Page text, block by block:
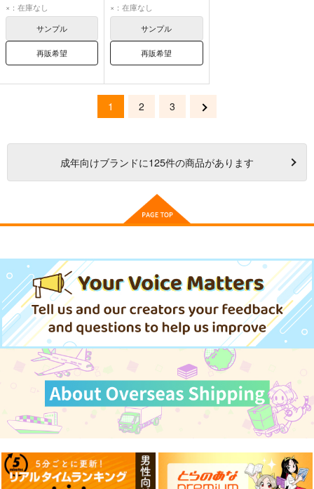
×：在庫なし
サンプル
再販希望
×：在庫なし
サンプル
再販希望
1 2 3
成年向けブランドに125件の商品があります